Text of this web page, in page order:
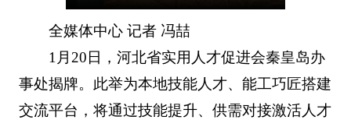
全媒体中心 记者 冯喆
1月20日，河北省实用人才促进会秦皇岛办
事处揭牌。此举为本地技能人才、能工巧匠搭建
交流平台，将通过技能提升、供需对接激活人才